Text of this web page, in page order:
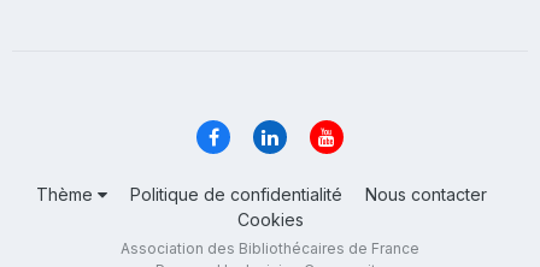
Thème Politique de confidentialité
Nous contacter
Cookies
Association des Bibliothécaires de France